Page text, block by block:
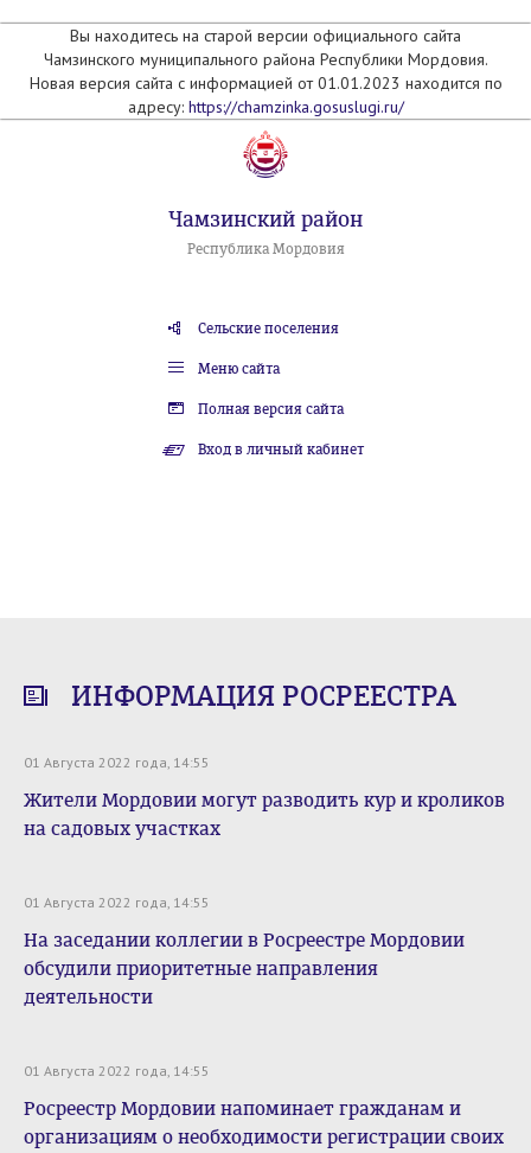
Вы находитесь на старой версии официального сайта
Чамзинского муниципального района Республики Мордовия.
Новая версия сайта с информацией от 01.01.2023 находится по
адресу: https://chamzinka.gosuslugi.ru/
Чамзинский район
Республика Мордовия
Сельские поселения
Меню сайта
Полная версия сайта
Вход в личный кабинет
ИНФОРМАЦИЯ РОСРЕЕСТРА
01 Августа 2022 года, 14:55
Жители Мордовии могут разводить кур и кроликов
на садовых участках
01 Августа 2022 года, 14:55
На заседании коллегии в Росреестре Мордовии
обсудили приоритетные направления
деятельности
01 Августа 2022 года, 14:55
Росреестр Мордовии напоминает гражданам и
организациям о необходимости регистрации своих